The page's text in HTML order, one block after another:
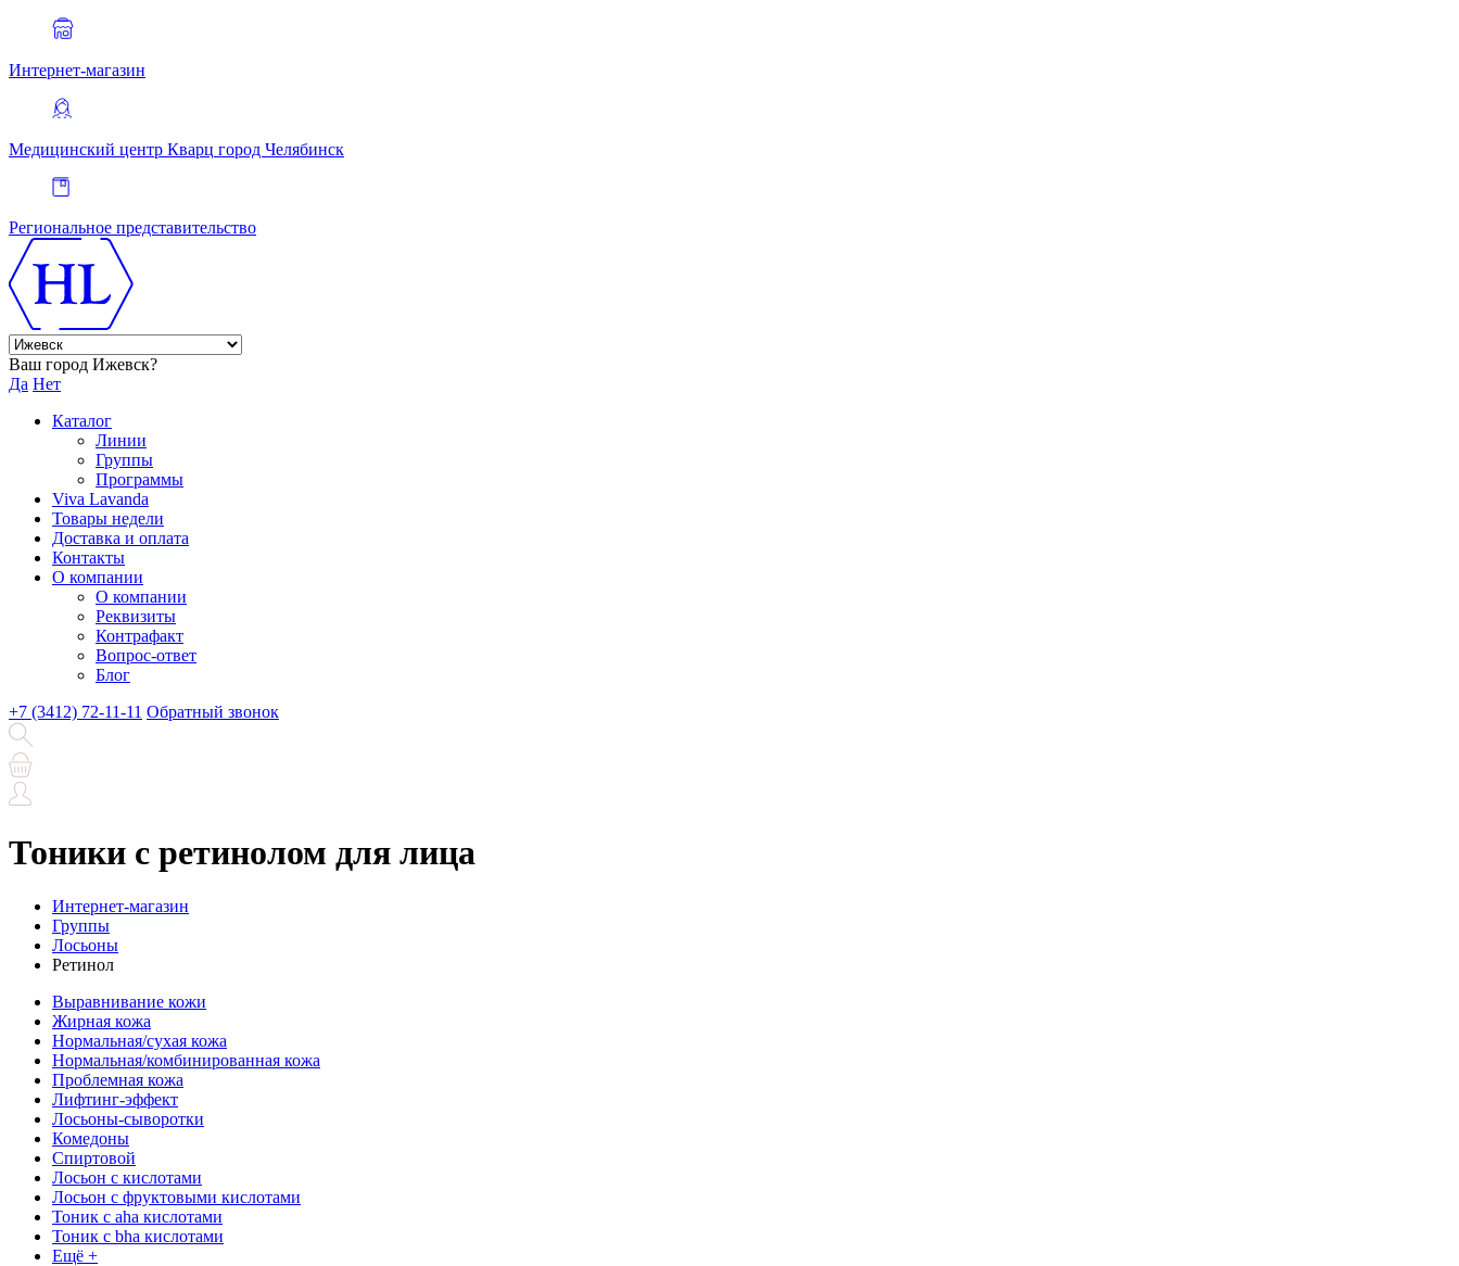
Интернет-магазин
Медицинский центр Кварц город Челябинск
Региональное представительство
Ваш город Ижевск?
Да Нет
Каталог
Линии
Группы
Программы
Viva Lavanda
Товары недели
Доставка и оплата
Контакты
О компании
О компании
Реквизиты
Контрафакт
Вопрос-ответ
Блог
+7 (3412) 72-11-11 Обратный звонок
Тоники с ретинолом для лица
Интернет-магазин
Группы
Лосьоны
Ретинол
Выравнивание кожи
Жирная кожа
Нормальная/сухая кожа
Нормальная/комбинированная кожа
Проблемная кожа
Лифтинг-эффект
Лосьоны-сыворотки
Комедоны
Спиртовой
Лосьон с кислотами
Лосьон с фруктовыми кислотами
Тоник с aha кислотами
Тоник с bha кислотами
Ещё +